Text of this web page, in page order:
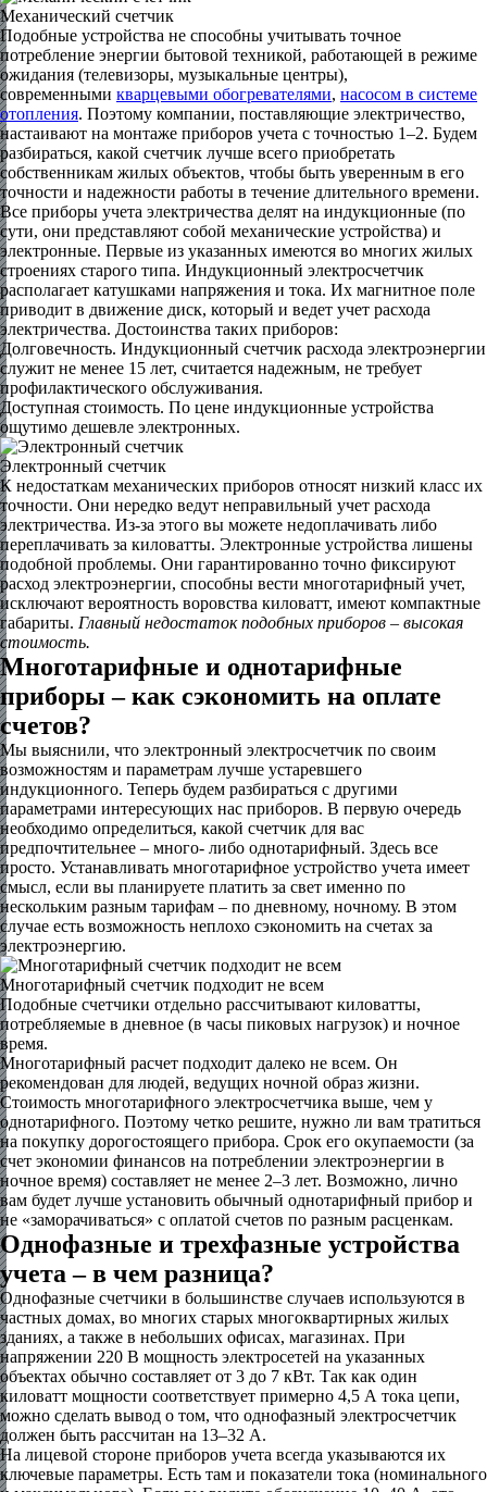
Механический счетчик
Подобные устройства не способны учитывать точное
потребление энергии бытовой техникой, работающей в режиме
ожидания (телевизоры, музыкальные центры),
современными кварцевыми обогревателями, насосом в системе
отопления. Поэтому компании, поставляющие электричество,
настаивают на монтаже приборов учета с точностью 1–2. Будем
разбираться, какой счетчик лучше всего приобретать
собственникам жилых объектов, чтобы быть уверенным в его
точности и надежности работы в течение длительного времени.
Все приборы учета электричества делят на индукционные (по
сути, они представляют собой механические устройства) и
электронные. Первые из указанных имеются во многих жилых
строениях старого типа. Индукционный электросчетчик
располагает катушками напряжения и тока. Их магнитное поле
приводит в движение диск, который и ведет учет расхода
электричества. Достоинства таких приборов:
Долговечность. Индукционный счетчик расхода электроэнергии
служит не менее 15 лет, считается надежным, не требует
профилактического обслуживания.
Доступная стоимость. По цене индукционные устройства
ощутимо дешевле электронных.
Электронный счетчик
К недостаткам механических приборов относят низкий класс их
точности. Они нередко ведут неправильный учет расхода
электричества. Из-за этого вы можете недоплачивать либо
переплачивать за киловатты. Электронные устройства лишены
подобной проблемы. Они гарантированно точно фиксируют
расход электроэнергии, способны вести многотарифный учет,
исключают вероятность воровства киловатт, имеют компактные
габариты. Главный недостаток подобных приборов – высокая
стоимость.
Многотарифные и однотарифные
приборы – как сэкономить на оплате
счетов?
Мы выяснили, что электронный электросчетчик по своим
возможностям и параметрам лучше устаревшего
индукционного. Теперь будем разбираться с другими
параметрами интересующих нас приборов. В первую очередь
необходимо определиться, какой счетчик для вас
предпочтительнее – много- либо однотарифный. Здесь все
просто. Устанавливать многотарифное устройство учета имеет
смысл, если вы планируете платить за свет именно по
нескольким разным тарифам – по дневному, ночному. В этом
случае есть возможность неплохо сэкономить на счетах за
электроэнергию.
Многотарифный счетчик подходит не всем
Подобные счетчики отдельно рассчитывают киловатты,
потребляемые в дневное (в часы пиковых нагрузок) и ночное
время.
Многотарифный расчет подходит далеко не всем. Он
рекомендован для людей, ведущих ночной образ жизни.
Стоимость многотарифного электросчетчика выше, чем у
однотарифного. Поэтому четко решите, нужно ли вам тратиться
на покупку дорогостоящего прибора. Срок его окупаемости (за
счет экономии финансов на потреблении электроэнергии в
ночное время) составляет не менее 2–3 лет. Возможно, лично
вам будет лучше установить обычный однотарифный прибор и
не «заморачиваться» с оплатой счетов по разным расценкам.
Однофазные и трехфазные устройства
учета – в чем разница?
Однофазные счетчики в большинстве случаев используются в
частных домах, во многих старых многоквартирных жилых
зданиях, а также в небольших офисах, магазинах. При
напряжении 220 В мощность электросетей на указанных
объектах обычно составляет от 3 до 7 кВт. Так как один
киловатт мощности соответствует примерно 4,5 А тока цепи,
можно сделать вывод о том, что однофазный электросчетчик
должен быть рассчитан на 13–32 А.
На лицевой стороне приборов учета всегда указываются их
ключевые параметры. Есть там и показатели тока (номинального